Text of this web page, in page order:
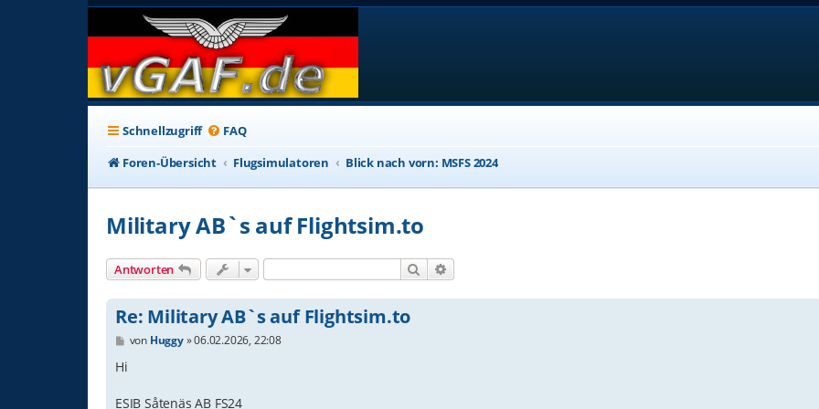
Schnellzugriff FAQ
Foren-Übersicht
Flugsimulatoren Blick nach vorn: MSFS 2024
Military AB`s auf Flightsim.to
Antworten Suche
Re: Military AB`s auf Flightsim.to
B
i
a
von Huggy»06.02.2026, 22:08
Hi
ESIB Såtenäs AB FS24